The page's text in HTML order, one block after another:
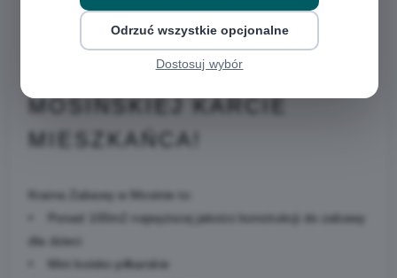
2025-10-29
NOWY PARTNER W
MOSIŃSKIEJ KARCIE
MIESZKAŃCA!
Kraina Zabawy w Mosinie to:
• Ponad 100m2 najwyższej jakości konstrukcji do zabawy
dla dzieci
• Mini boisko piłkarskie
Odrzuć wszystkie opcjonalne
Dostosuj wybór